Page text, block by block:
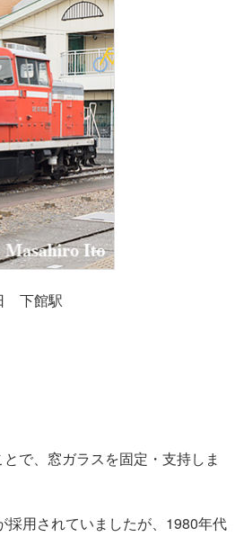
下館駅
で、窓ガラスを固定・支持しま
用されていましたが、1980年代